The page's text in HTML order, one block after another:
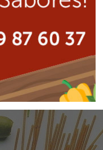
do Mar
do Mar
sorvetes